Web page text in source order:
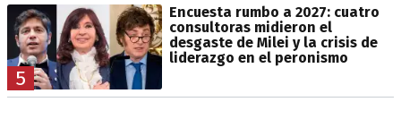
5
Encuesta rumbo a 2027: cuatro
consultoras midieron el
desgaste de Milei y la crisis de
liderazgo en el peronismo